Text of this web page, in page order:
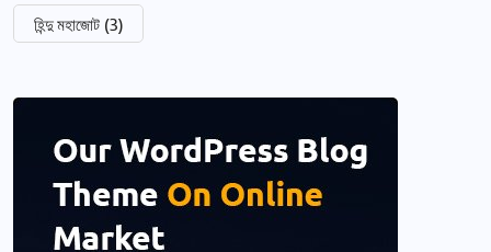
হিন্দু মহাজোট (3)